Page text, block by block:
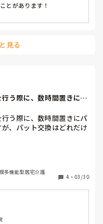
とがあります！
見る
う際に、数時間置きにパ
う際に、数時間置きにパ
、パット交換はどれだけ
多機能型居宅介護
4 ・ 03/30